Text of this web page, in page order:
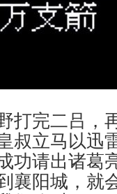
打完二吕，
叔立马以迅
功请出诸葛
襄阳城，就